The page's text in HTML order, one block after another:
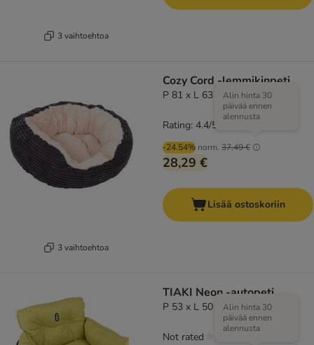
3 vaihtoehtoa
3 vaihtoehtoa
Cozy Cord -lemmikinpeti
P 81 x L 63 x K 18 cm
-24.54% norm. 37,49 €
Alin hinta 30
päivää ennen
alennusta
28,29 €
Rating: 4.4/5
Lisää ostoskoriin
TIAKI Neon -autopeti
P 53 x L 50 x K 35 cm
Alin hinta 30
päivää ennen
alennusta
Not rated